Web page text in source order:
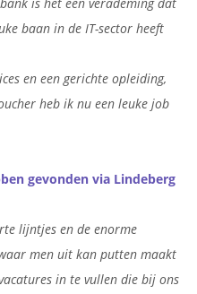
baan in de IT-sector heeft
en een gerichte opleiding,
heb ik nu een leuke job
gevonden via Lindeberg
lijntjes en de enorme
men uit kan putten maakt
in te vullen die bij ons